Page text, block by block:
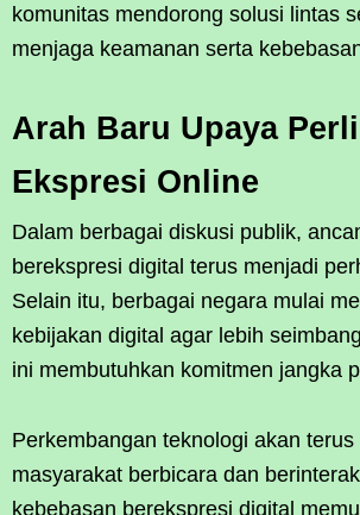
komunitas mendorong solusi lintas
menjaga keamanan serta
Arah Baru Upaya
Ekspresi Online
Dalam berbagai diskusi publik,
berekspresi digital terus menjadi
Selain itu, berbagai negara mulai
kebijakan digital agar lebih
ini membutuhkan komitmen jangka
Perkembangan teknologi akan
masyarakat berbicara dan
kebebasan berekspresi digital